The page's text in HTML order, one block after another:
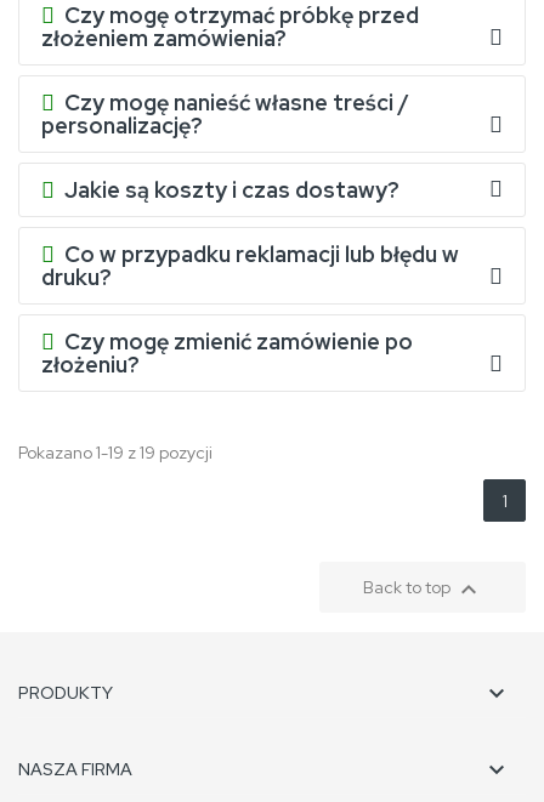
Czy mogę otrzymać próbkę przed
złożeniem zamówienia?
Czy mogę nanieść własne treści /
personalizację?
Jakie są koszty i czas dostawy?
Co w przypadku reklamacji lub błędu w
druku?
Czy mogę zmienić zamówienie po
złożeniu?
Pokazano 1-19 z 19 pozycji
1
Back to top 
PRODUKTY 
NASZA FIRMA 